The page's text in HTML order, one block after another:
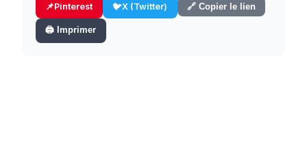
📌Pinterest 🐦X (Twitter) 🔗 Copier le lien
🖨️ Imprimer